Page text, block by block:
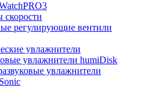
скорости
регулирующие вентили
увлажнители
увлажнители humiDisk
увлажнители